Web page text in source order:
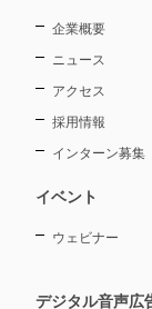
企業概要
ニュース
アクセス
採用情報
インターン募集
イベント
ウェビナー
デジタル音声広